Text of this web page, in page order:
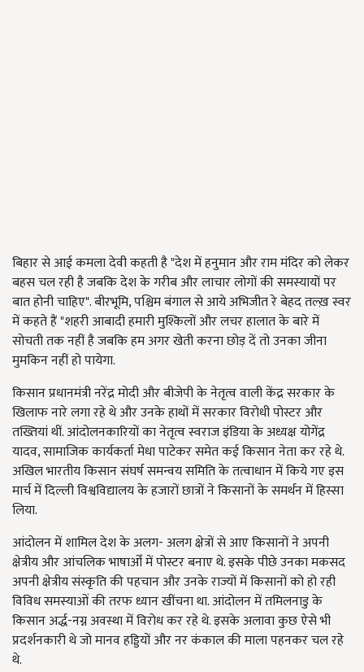
बिहार से आई कमला देवी कहती है "देश में हनुमान और राम मंदिर को लेकर
बहस चल रही है जबकि देश के गरीब और लाचार लोगों की समस्यायों पर
बात होनी चाहिए". बीरभूमि, पश्चिम बंगाल से आये अभिजीत रे बेहद तल्ख़ स्वर
में कहते हैं "शहरी आबादी हमारी मुश्किलों और लचर हालात के बारे में
सोचती तक नहीं है जबकि हम अगर खेती करना छोड़ दें तो उनका जीना
मुमकिन नहीं हो पायेगा.
किसान प्रधानमंत्री नरेंद्र मोदी और बीजेपी के नेतृत्व वाली केंद्र सरकार के
खिलाफ नारे लगा रहे थे और उनके हाथों में सरकार विरोधी पोस्टर और
तख्तियां थीं. आंदोलनकारियों का नेतृत्व स्वराज इंडिया के अध्यक्ष योगेंद्र
यादव, सामाजिक कार्यकर्ता मेधा पाटेकर समेत कई किसान नेता कर रहे थे.
अखिल भारतीय किसान संघर्ष समन्वय समिति के तत्वाधान में किये गए इस
मार्च में दिल्ली विश्वविद्यालय के हजारों छात्रों ने किसानों के समर्थन में हिस्सा
लिया.
आंदोलन में शामिल देश के अलग- अलग क्षेत्रों से आए किसानों ने अपनी
क्षेत्रीय और आंचलिक भाषाओँ में पोस्टर बनाए थे. इसके पीछे उनका मकसद
अपनी क्षेत्रीय संस्कृति की पहचान और उनके राज्यों में किसानों को हो रही
विविध समस्याओं की तरफ ध्यान खींचना था. आंदोलन में तमिलनाडु के
किसान अर्द्ध-नग्न अवस्था में विरोध कर रहे थे. इसके अलावा कुछ ऐसे भी
प्रदर्शनकारी थे जो मानव हड्डियों और नर कंकाल की माला पहनकर चल रहे
थे.